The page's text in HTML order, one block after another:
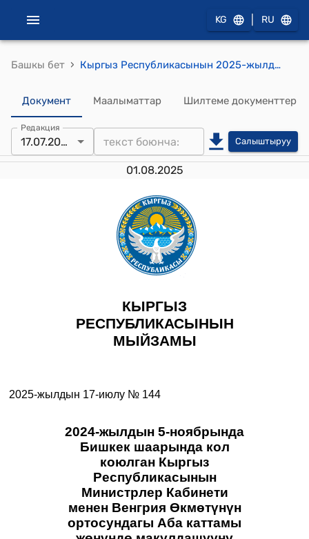
KG RU
Башкы бет › Кыргыз Республикасынын 2025-жылдын 17-июлундагы № 144 "2024-жылдын 5-ноябрында Бишкек шаарында кол коюлган Кыргыз Республикасынын Министрлер Кабинети менен Венгрия Өкмөтүнүн ортосундагы Аба каттамы жөнүндө макулдашууну ратификациялоо тууралуу" Мыйзамы
Документ Маалыматтар Шилтеме документтер
Редакция
17.07.2025 Салыштыруу
01.08.2025